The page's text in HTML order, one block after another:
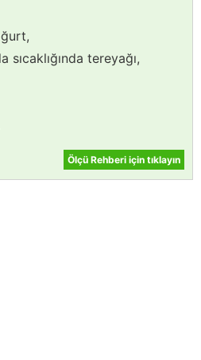
sıcaklığında tereyağı,
Ölçü Rehberi için tıklayın